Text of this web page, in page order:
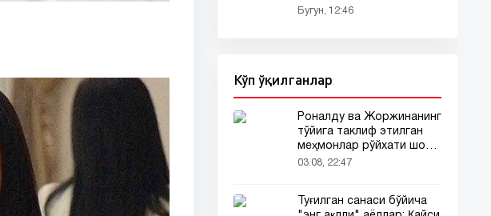
яшаганмиз”
Бугун, 12:46
Кўп ўқилганлар
Роналду ва Жоржинанинг
тўйига таклиф этилган
меҳмонлар рўйхати шов-
шувда
03.08, 22:47
Туғилган санаси бўйича